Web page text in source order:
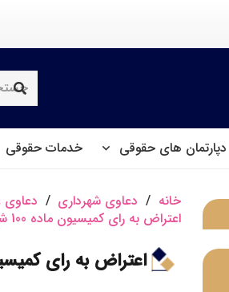
دپارتمان های حقوقی خدمات حقوقی
خانه / دعاوی شهرداری / دعاوی
اعتراض به رای کمیسیون ماده 100 شهرداری در دیوان عدالت اداری
اعتراض به رای کمیسیون ماده 100 شهرداری